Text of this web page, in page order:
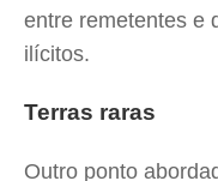
entre remetentes e
ilícitos.
Terras raras
Outro ponto